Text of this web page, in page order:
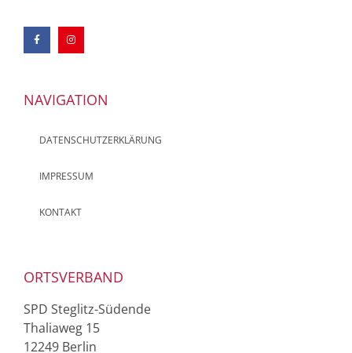
NAVIGATION
DATENSCHUTZERKLÄRUNG
IMPRESSUM
KONTAKT
ORTSVERBAND
SPD Steglitz-Südende
Thaliaweg 15
12249 Berlin